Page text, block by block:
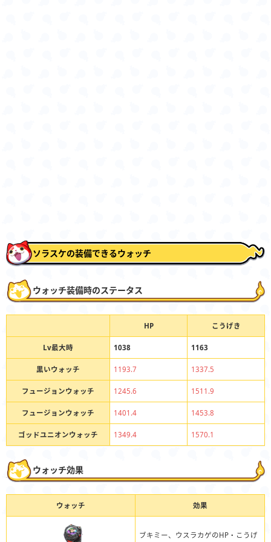
ソラスケの装備できるウォッチ
ウォッチ装備時のステータス
HP こうげき
Lv最大時 1038 1163
黒いウォッチ 1193.7 1337.5
フュージョンウォッチ 1245.6 1511.9
フュージョンウォッチ 1401.4 1453.8
ゴッドユニオンウォッチ 1349.4 1570.1
ウォッチ効果
ウォッチ 効果
ブキミー、ウスラカゲのHP・こうげ